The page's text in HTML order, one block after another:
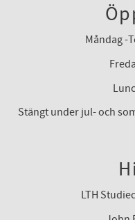
Måndag -
Stängt under jul- och
LTH